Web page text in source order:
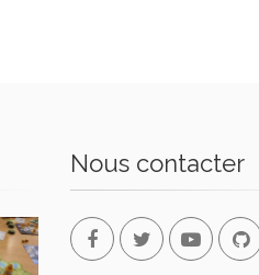
Nous contacter